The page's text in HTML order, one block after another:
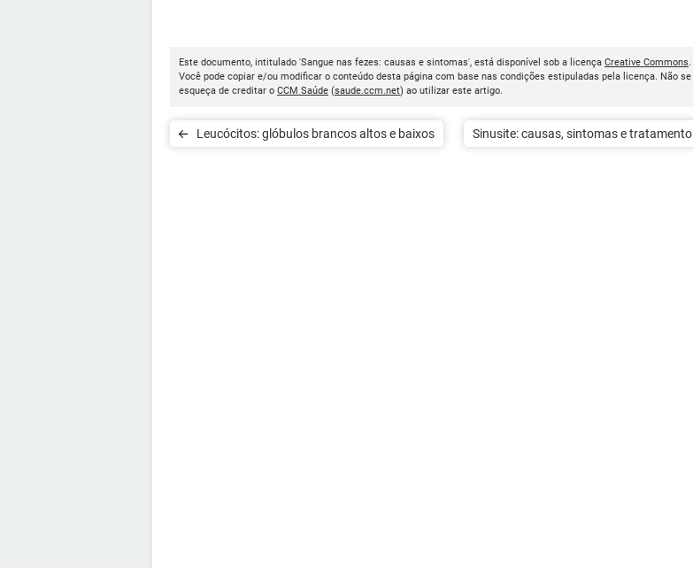
Este documento, intitulado 'Sangue nas fezes: causas e sintomas', está disponível sob a licença Creative Commons.
Você pode copiar e/ou modificar o conteúdo desta página com base nas condições estipuladas pela licença. Não se
esqueça de creditar o CCM Saúde (saude.ccm.net) ao utilizar este artigo.
Leucócitos: glóbulos brancos altos e baixos Sinusite: causas, sintomas e tratamento